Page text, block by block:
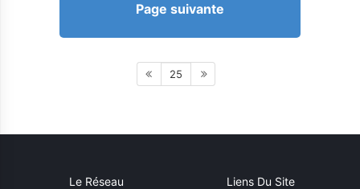
Page suivante
25
Le Réseau Liens Du Site